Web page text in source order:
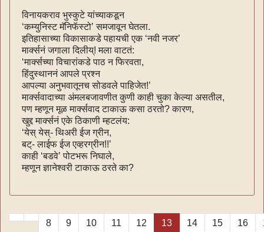
विनायकराव भुस्कुटे यांच्याकडून
‘कम्युनिस्ट मॅनिफॅस्टो’ समजावून घेतला.
इतिहासाच्या विकासाकडे पहायची एक ‘नवी नजर’
मार्क्सनं जगाला दिलीय्! मला वाटतं:
‘मार्क्सच्या विचारांकडे पाठ न फिरवता,
हिंदुस्थाननं आपले प्रश्न
आपल्या अनुभवातूनच सोडवले पाहिजेत!’
मार्क्सवादाच्या अंमलबजावणीत कुणी काही चुका केल्या असतील,
पण म्हणून मूळ मार्क्सवाद टाकाऊ कसा ठरतो? कारण,
खुद्द मार्क्सनं एके ठिकाणी म्हटलंय:
‘येस् येस्- थिअरी ईज ग्रीन,
बट्- लाईफ ईज एव्हरग्रीन!!’
काही ‘बडवे’ पोटभरू निघाले,
म्हणून ज्ञानेश्वरी टाकाऊ ठरते का?
8 9 10 11 12 13 14 15 16